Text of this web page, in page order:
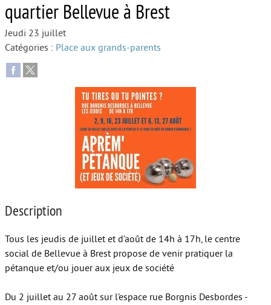
Autour de l’enfance
Autour de la jeunesse
Protéger les enfants
Face au handicap
Face au deuil
Sortir en famille
Vie de couple
Place aux grands-parents
quartier Bellevue à Brest
Jeudi 23 juillet
Catégories : Place aux grands-parents
Description
Tous les jeudis de juillet et d’août de 14h à 17h, le centre
social de Bellevue à Brest propose de venir pratiquer la
pétanque et/ou jouer aux jeux de société
Du 2 juillet au 27 août sur l’espace rue Borgnis Desbordes -